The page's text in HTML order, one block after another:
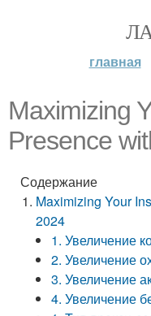
главная
Maximizing
Presence
Содержание
Maximizing Your
2024
1. Увеличение
2. Увеличение
3. Увеличение
4. Увеличение